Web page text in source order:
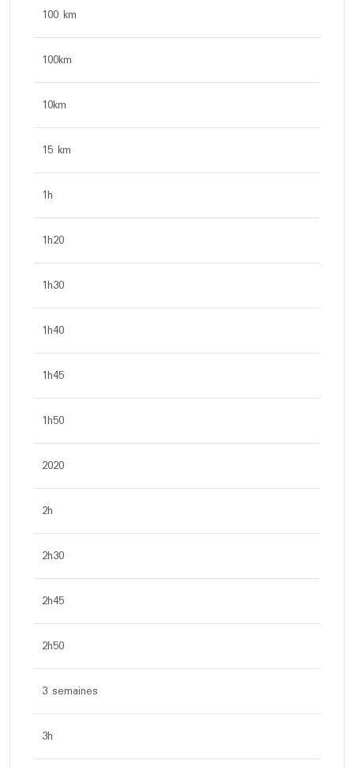
100 km
100km
10km
15 km
1h
1h20
1h30
1h40
1h45
1h50
2020
2h
2h30
2h45
2h50
3 semaines
3h